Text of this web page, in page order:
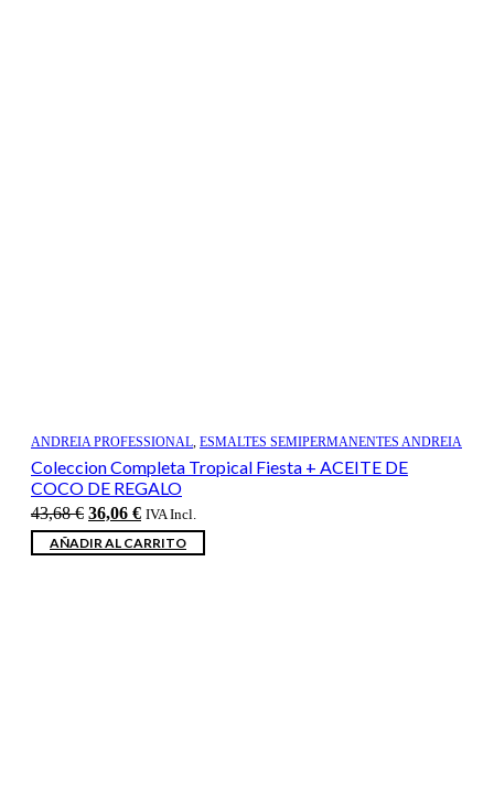
ANDREIA PROFESSIONAL, ESMALTES SEMIPERMANENTES ANDREIA
Coleccion Completa Tropical Fiesta + ACEITE DE
COCO DE REGALO
43,68€ El
precio
original
36,06 €El
precio
actual
IVA Incl.
AÑADIR AL CARRITO